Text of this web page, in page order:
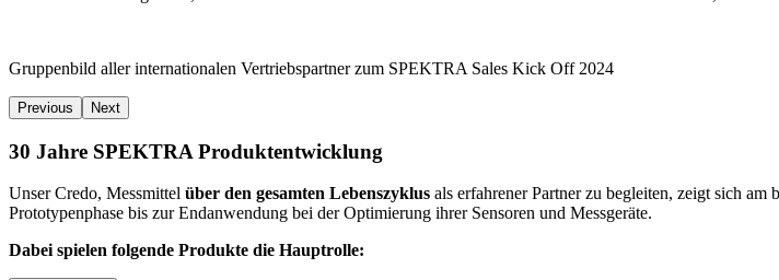
Gruppenbild aller internationalen Vertriebspartner zum SPEKTRA Sales Kick Off 2024
Previous Next
30 Jahre SPEKTRA Produktentwicklung
Unser Credo, Messmittel über den gesamten Lebenszyklus als erfahrener Partner zu begleiten, zeigt sich am
Prototypenphase bis zur Endanwendung bei der Optimierung ihrer Sensoren und Messgeräte.
Dabei spielen folgende Produkte die Hauptrolle: